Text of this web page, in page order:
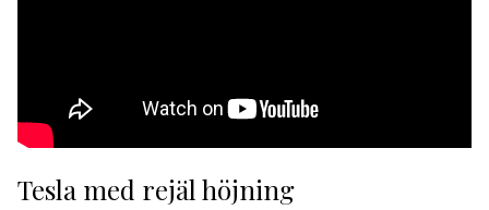
Tesla med rejäl höjning